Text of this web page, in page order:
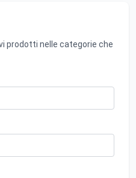
prodotti nelle categorie che